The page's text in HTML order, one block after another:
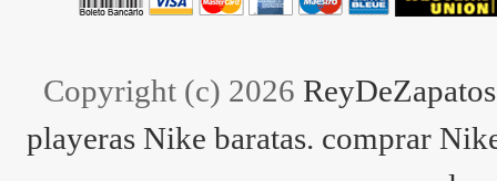
Copyright (c) 2026
playeras Nike baratas. comprar